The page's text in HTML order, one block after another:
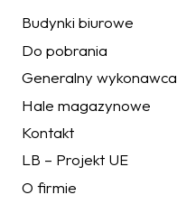
Budynki biurowe
Do pobrania
Generalny wykonawca
Hale magazynowe
Kontakt
LB – Projekt UE
O firmie